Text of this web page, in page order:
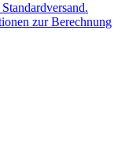
zur Berechnung